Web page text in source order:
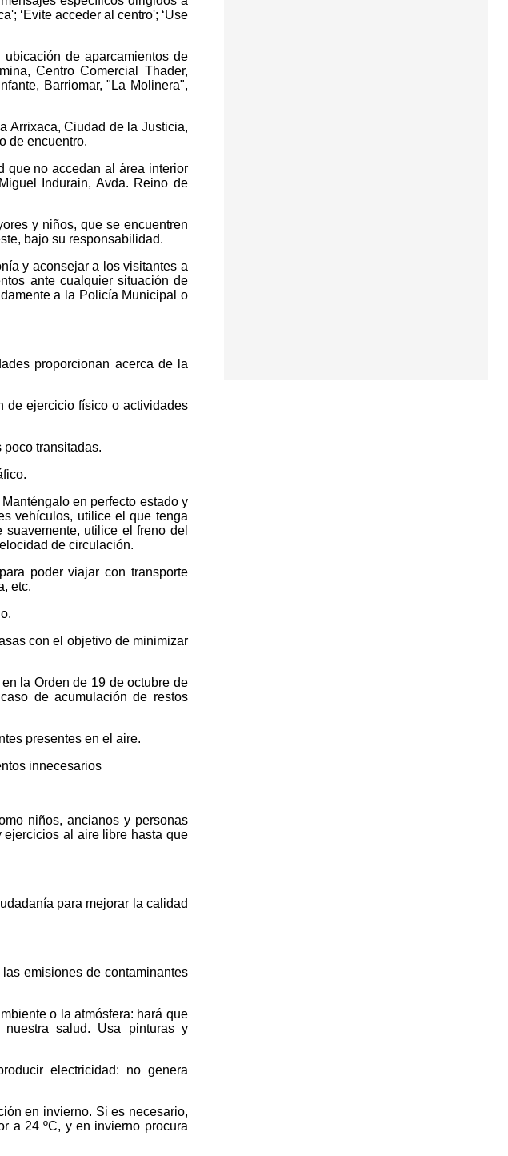
‘Evite acceder al centro'; ‘Use
de aparcamientos de
Centro Comercial Thader,
Barriomar, "La Molinera",
Arrixaca, Ciudad de la Justicia,
de encuentro.
que no accedan al área interior
Indurain, Avda. Reino de
y niños, que se encuentren
bajo su responsabilidad.
y aconsejar a los visitantes a
ante cualquier situación de
a la Policía Municipal o
proporcionan acerca de la
ejercicio físico o actividades
transitadas.
en perfecto estado y
vehículos, utilice el que tenga
utilice el freno del
de circulación.
poder viajar con transporte
etc.
con el objetivo de minimizar
la Orden de 19 de octubre de
de acumulación de restos
presentes en el aire.
innecesarios
niños, ancianos y personas
ejercicios al aire libre hasta que
para mejorar la calidad
emisiones de contaminantes
o la atmósfera: hará que
nuestra salud. Usa pinturas y
electricidad: no genera
en invierno. Si es necesario,
a 24 ºC, y en invierno procura